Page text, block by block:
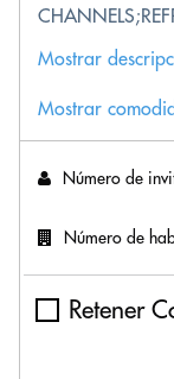
Mostrar
Mostrar
Número de
Número de
Retener